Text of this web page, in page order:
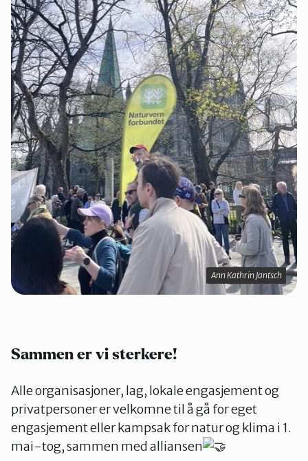
Ann Kathrin Jantsch
Sammen er vi sterkere!
Alle organisasjoner, lag, lokale engasjement og
privatpersoner er velkomne til å gå for eget
engasjement eller kampsak for natur og klima i 1.
mai-tog, sammen med alliansen